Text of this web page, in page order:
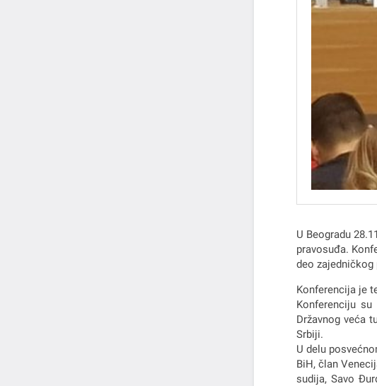
U Beogradu
pravosuđa.
deo zajedničkog
Konferencija je
Konferenciju
Državnog veća
Srbiji.
U delu
BiH, član
sudija, Savo